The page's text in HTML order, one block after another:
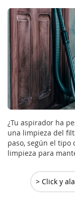
¿Tu aspirador ha
una limpieza del
paso, según el
limpieza para
> Click y